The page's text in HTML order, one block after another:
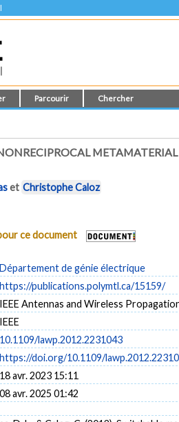
Parcourir Chercher
et Christophe Caloz
ce document
Département de génie électrique
https://publications.polymtl.ca/15159/
IEEE Antennas and Wireless
IEEE
10.1109/lawp.2012.2231043
https://doi.org/10.1109/
18 avr. 2023 15:11
08 avr. 2025 01:42